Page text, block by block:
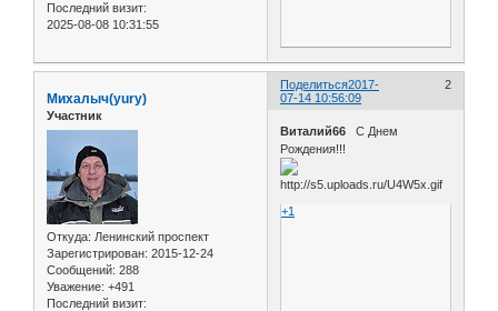
Последний визит:
2025-08-08 10:31:55
Поделиться 2
2017-
07-14 10:56:09
Михалыч(yury)
Участник
Откуда: Ленинский проспект
Зарегистрирован: 2015-12-24
Сообщений: 288
Уважение: +491
Последний визит:
Виталий66 С Днем
Рождения!!!
+1